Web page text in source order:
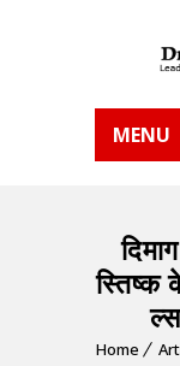
MENU
स्तिष्क
Home